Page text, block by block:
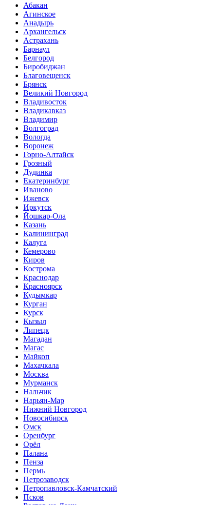
Абакан
Агинское
Анадырь
Архангельск
Астрахань
Барнаул
Белгород
Биробиджан
Благовещенск
Брянск
Великий Новгород
Владивосток
Владикавказ
Владимир
Волгоград
Вологда
Воронеж
Горно-Алтайск
Грозный
Дудинка
Екатеринбург
Иваново
Ижевск
Иркутск
Йошкар-Ола
Казань
Калининград
Калуга
Кемерово
Киров
Кострома
Краснодар
Красноярск
Кудымкар
Курган
Курск
Кызыл
Липецк
Магадан
Магас
Майкоп
Махачкала
Москва
Мурманск
Нальчик
Нарьян-Мар
Нижний Новгород
Новосибирск
Омск
Оренбург
Орёл
Палана
Пенза
Пермь
Петрозаводск
Петропавловск-Камчатский
Псков